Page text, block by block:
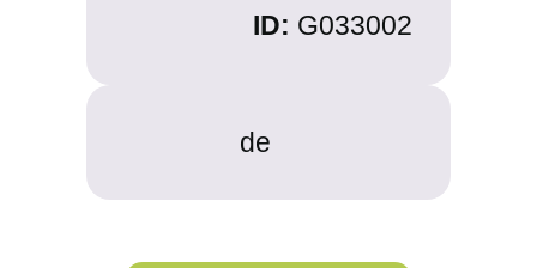
ID: G033002
de